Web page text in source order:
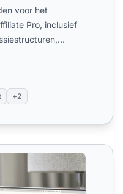
voor het
Pro, inclusief
+2